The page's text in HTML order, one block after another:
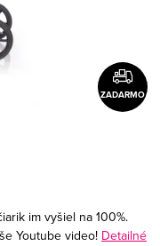
ZADARMO
im vyšiel na 100%.
Youtube video! Detailné